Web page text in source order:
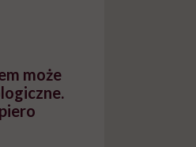
może